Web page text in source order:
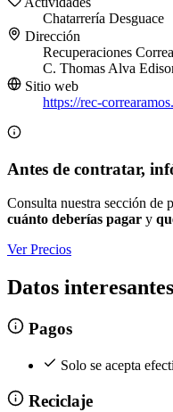
Chatarrería Desguace
Dirección
Recuperaciones
C. Thomas Alva
Sitio web
https://rec-
Antes de contratar,
Consulta nuestra sección de
cuánto deberías pagar y
Ver Precios
Datos interesantes
Pagos
Solo se acepta
Reciclaje